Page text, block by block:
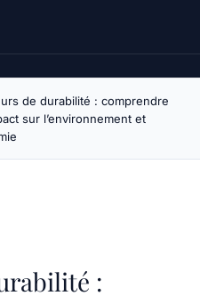
de durabilité : comprendre
sur l’environnement et
: